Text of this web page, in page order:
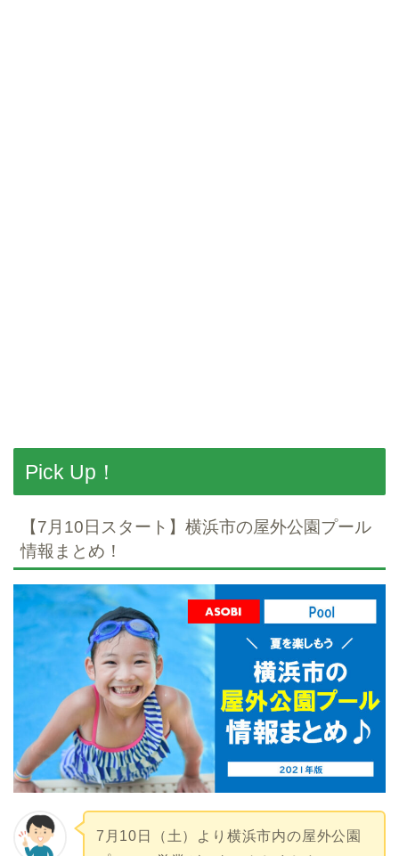
Pick Up！
【7月10日スタート】横浜市の屋外公園プール
情報まとめ！
7月10日（土）より横浜市内の屋外公園